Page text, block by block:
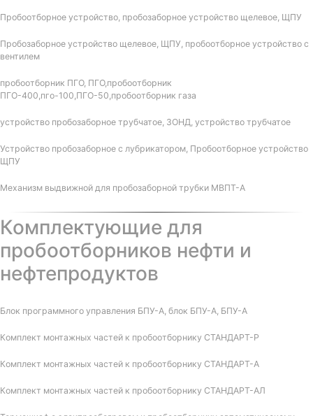
Пробоотборное устройство, пробозаборное устройство щелевое, ЩПУ
Пробозаборное устройство щелевое, ЩПУ, пробоотборное устройство с
вентилем
пробоотборник ПГО, ПГО,пробоотборник
ПГО-400,пго-100,ПГО-50,пробоотборник газа
устройство пробозаборное трубчатое, ЗОНД, устройство трубчатое
Устройство пробозаборное с лубрикатором, Пробоотборное устройство
ЩПУ
Механизм выдвижной для пробозаборной трубки МВПТ-А
Комплектующие для
пробоотборников нефти и
нефтепродуктов
Блок программного управления БПУ-А, блок БПУ-А, БПУ-А
Комплект монтажных частей к пробоотборнику СТАНДАРТ-Р
Комплект монтажных частей к пробоотборнику СТАНДАРТ-А
Комплект монтажных частей к пробоотборнику СТАНДАРТ-АЛ